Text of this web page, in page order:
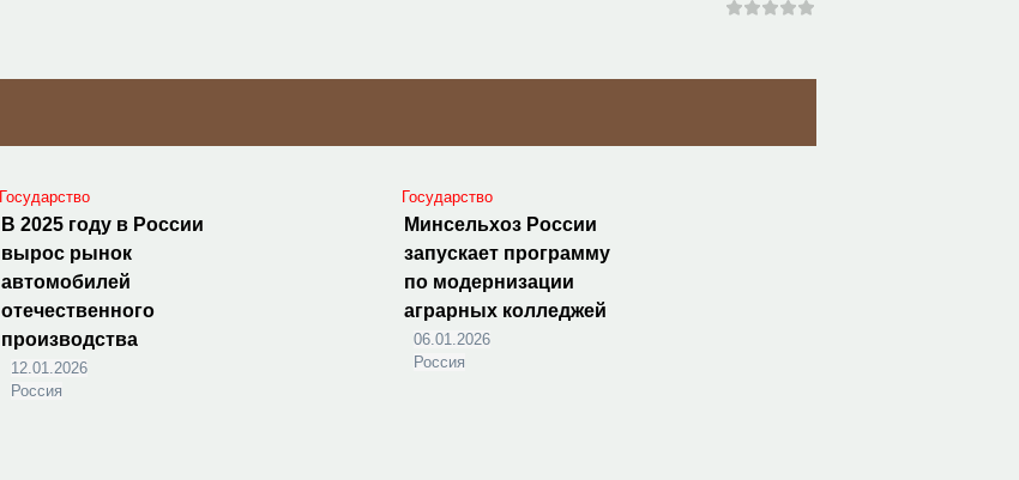
Государство
В 2025 году в России
вырос рынок
автомобилей
отечественного
производства
12.01.2026
Россия
Государство
Минсельхоз России
запускает программу
по модернизации
аграрных колледжей
06.01.2026
Россия